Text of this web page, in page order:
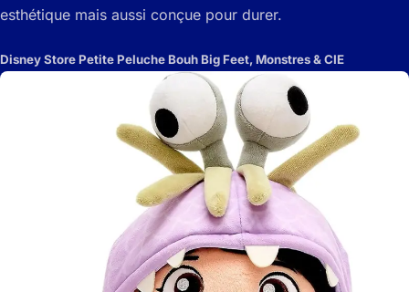
esthétique mais aussi conçue pour durer.
Disney Store Petite Peluche Bouh Big Feet, Monstres & CIE